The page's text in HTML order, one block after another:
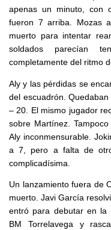
apenas un minuto, con
fueron 7 arriba. Mozas
muerto para intentar
soldados parecían
completamente del ritmo
Aly y las pérdidas se
del escuadrón.
– 20. El mismo jugador
sobre Martínez.
Aly inconmensurable.
a 7, pero a falta de
complicadísima.
Un lanzamiento fuera de
muerto. Javi García
entró para debutar en la
BM Torrelavega y